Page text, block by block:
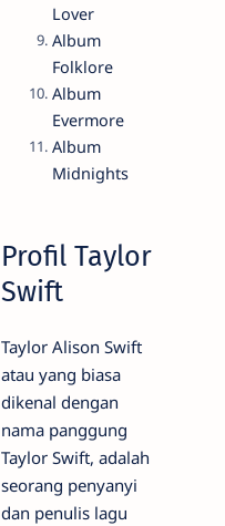
Lover
Album
Folklore
Album
Evermore
Album
Midnights
Profil Taylor
Swift
Taylor Alison Swift
atau yang biasa
dikenal dengan
nama panggung
Taylor Swift, adalah
seorang penyanyi
dan penulis lagu